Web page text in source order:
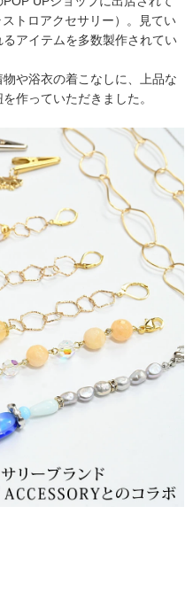
トロアクセサリー）。見てい
アイテムを多数製作されてい
や浴衣の着こなしに、上品な
作っていただきました。